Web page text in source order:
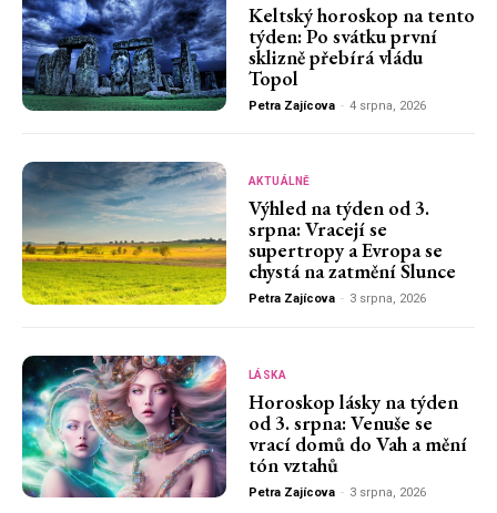
Keltský horoskop na tento
týden: Po svátku první
sklizně přebírá vládu
Topol
Petra Zajícova - 4 srpna, 2026
AKTUÁLNĚ
Výhled na týden od 3.
srpna: Vracejí se
supertropy a Evropa se
chystá na zatmění Slunce
Petra Zajícova - 3 srpna, 2026
LÁSKA
Horoskop lásky na týden
od 3. srpna: Venuše se
vrací domů do Vah a mění
tón vztahů
Petra Zajícova - 3 srpna, 2026